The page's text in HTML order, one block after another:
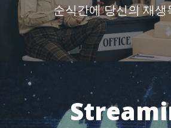
순식간에 당신의 재